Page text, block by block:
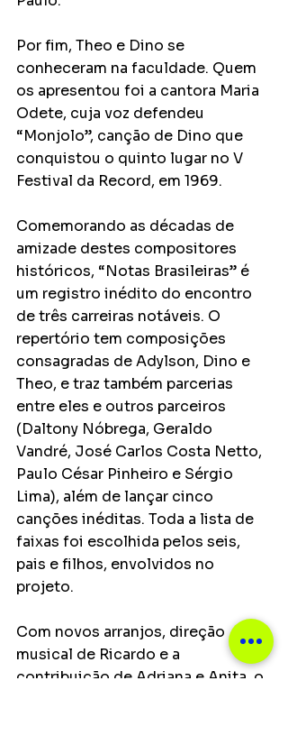
Por fim, Theo e Dino se
conheceram na faculdade. Quem
os apresentou foi a cantora Maria
Odete, cuja voz defendeu
“Monjolo”, canção de Dino que
conquistou o quinto lugar no V
Festival da Record, em 1969.
Comemorando as décadas de
amizade destes compositores
históricos, “Notas Brasileiras” é
um registro inédito do encontro
de três carreiras notáveis. O
repertório tem composições
consagradas de Adylson, Dino e
Theo, e traz também parcerias
entre eles e outros parceiros
(Daltony Nóbrega, Geraldo
Vandré, José Carlos Costa Netto,
Paulo César Pinheiro e Sérgio
Lima), além de lançar cinco
canções inéditas. Toda a lista de
faixas foi escolhida pelos seis,
pais e filhos, envolvidos no
projeto.
Com novos arranjos, direção
musical de Ricardo e a
contribuição de Adriana e Anita, o